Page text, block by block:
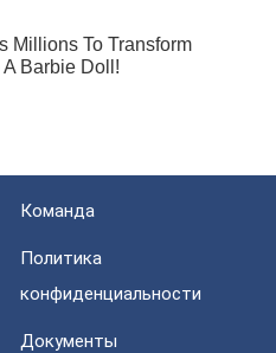
Команда
Политика
конфиденциальности
Документы